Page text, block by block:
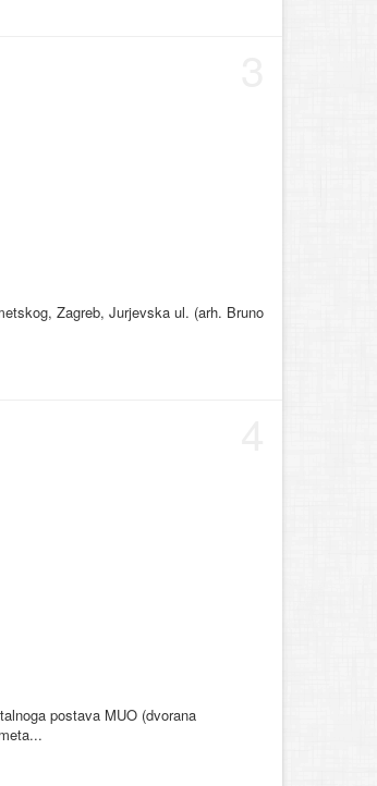
Zagreb, Jurjevska ul. (arh. Bruno
postava MUO (dvorana